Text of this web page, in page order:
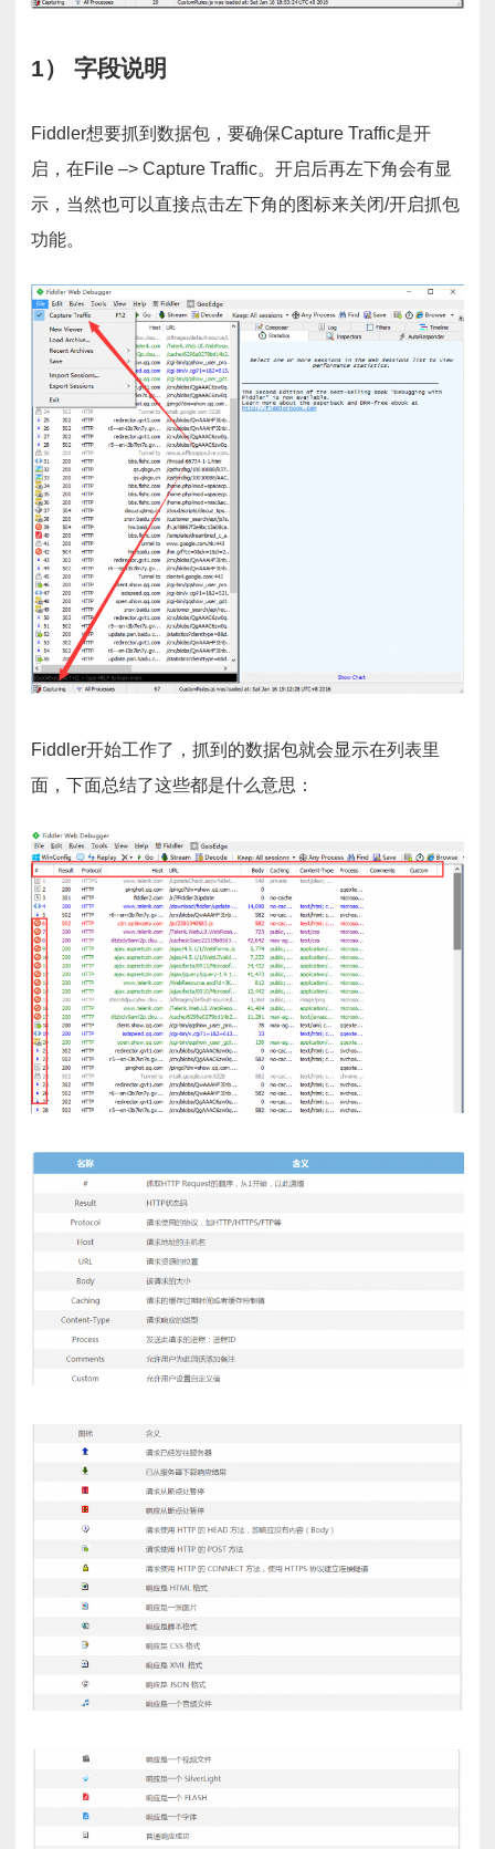
1） 字段说明
Fiddler想要抓到数据包，要确保Capture Traffic是开
启，在File –> Capture Traffic。开启后再左下角会有显
示，当然也可以直接点击左下角的图标来关闭/开启抓包
功能。
Fiddler开始工作了，抓到的数据包就会显示在列表里
面，下面总结了这些都是什么意思：